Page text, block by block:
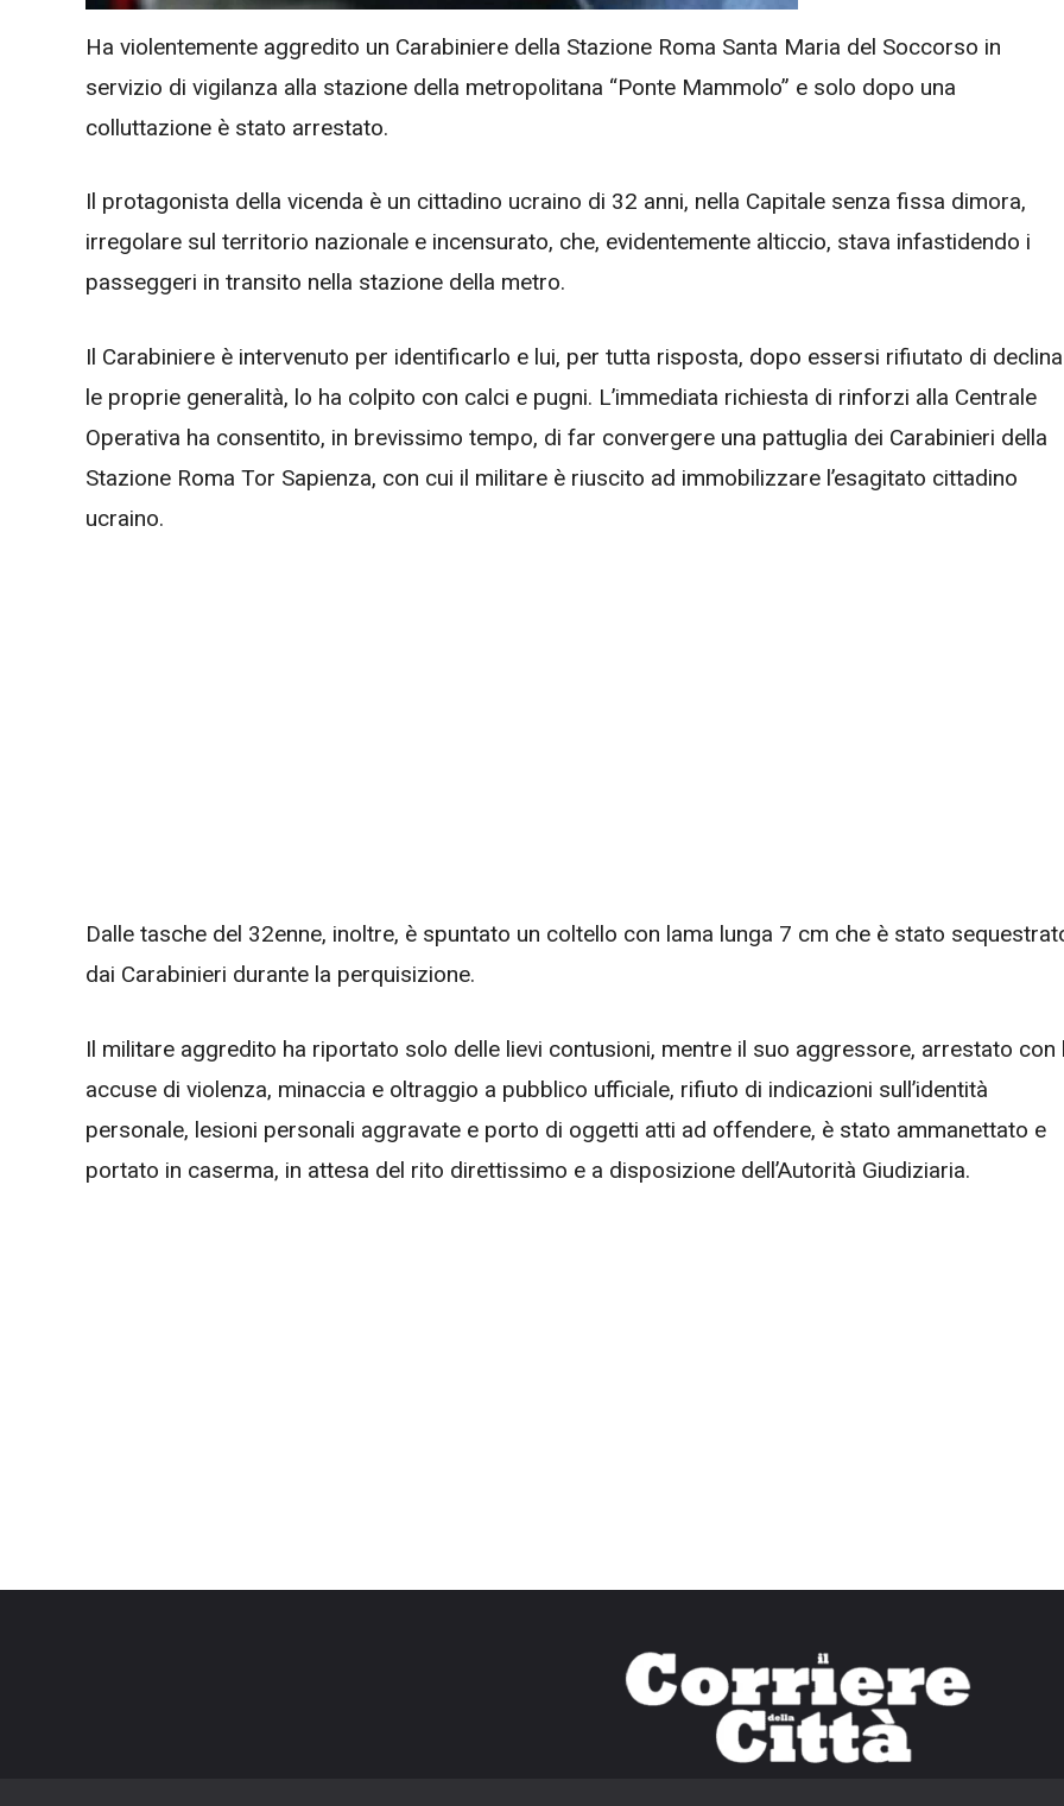
Ha violentemente aggredito un Carabiniere della Stazione Roma Santa Maria del Soccorso in
servizio di vigilanza alla stazione della metropolitana “Ponte Mammolo” e solo dopo una
colluttazione è stato arrestato.
Il protagonista della vicenda è un cittadino ucraino di 32 anni, nella Capitale senza fissa dimora,
irregolare sul territorio nazionale e incensurato, che, evidentemente alticcio, stava infastidendo i
passeggeri in transito nella stazione della metro.
Il Carabiniere è intervenuto per identificarlo e lui, per tutta risposta, dopo essersi rifiutato di
le proprie generalità, lo ha colpito con calci e pugni. L’immediata richiesta di rinforzi alla Centrale
Operativa ha consentito, in brevissimo tempo, di far convergere una pattuglia dei Carabinieri della
Stazione Roma Tor Sapienza, con cui il militare è riuscito ad immobilizzare l’esagitato cittadino
ucraino.
Dalle tasche del 32enne, inoltre, è spuntato un coltello con lama lunga 7 cm che è stato
dai Carabinieri durante la perquisizione.
Il militare aggredito ha riportato solo delle lievi contusioni, mentre il suo aggressore, arrestato con
accuse di violenza, minaccia e oltraggio a pubblico ufficiale, rifiuto di indicazioni sull’identità
personale, lesioni personali aggravate e porto di oggetti atti ad offendere, è stato ammanettato e
portato in caserma, in attesa del rito direttissimo e a disposizione dell’Autorità Giudiziaria.